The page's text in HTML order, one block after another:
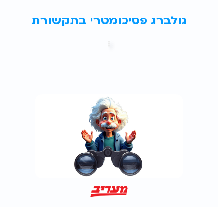
גולברג פסיכומטרי בתקשורת